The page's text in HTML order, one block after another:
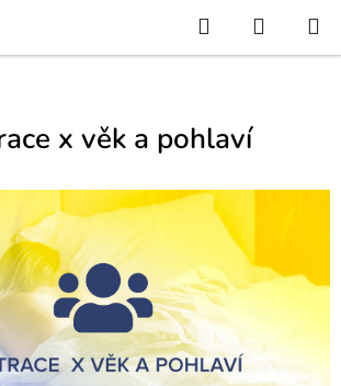
Hledat
KOŠÍK
x věk a pohlaví